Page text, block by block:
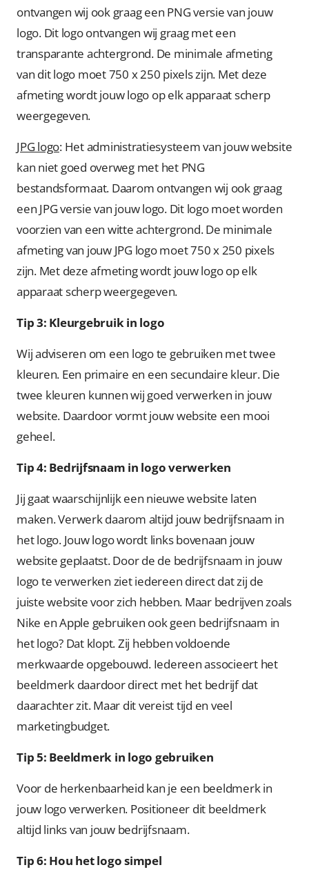
ontvangen wij ook graag een PNG versie van jouw
logo. Dit logo ontvangen wij graag met een
transparante achtergrond. De minimale afmeting
van dit logo moet 750 x 250 pixels zijn. Met deze
afmeting wordt jouw logo op elk apparaat scherp
weergegeven.
JPG logo: Het administratiesysteem van jouw website
kan niet goed overweg met het PNG
bestandsformaat. Daarom ontvangen wij ook graag
een JPG versie van jouw logo. Dit logo moet worden
voorzien van een witte achtergrond. De minimale
afmeting van jouw JPG logo moet 750 x 250 pixels
zijn. Met deze afmeting wordt jouw logo op elk
apparaat scherp weergegeven.
Tip 3: Kleurgebruik in logo
Wij adviseren om een logo te gebruiken met twee
kleuren. Een primaire en een secundaire kleur. Die
twee kleuren kunnen wij goed verwerken in jouw
website. Daardoor vormt jouw website een mooi
geheel.
Tip 4: Bedrijfsnaam in logo verwerken
Jij gaat waarschijnlijk een nieuwe website laten
maken. Verwerk daarom altijd jouw bedrijfsnaam in
het logo. Jouw logo wordt links bovenaan jouw
website geplaatst. Door de de bedrijfsnaam in jouw
logo te verwerken ziet iedereen direct dat zij de
juiste website voor zich hebben. Maar bedrijven zoals
Nike en Apple gebruiken ook geen bedrijfsnaam in
het logo? Dat klopt. Zij hebben voldoende
merkwaarde opgebouwd. Iedereen associeert het
beeldmerk daardoor direct met het bedrijf dat
daarachter zit. Maar dit vereist tijd en veel
marketingbudget.
Tip 5: Beeldmerk in logo gebruiken
Voor de herkenbaarheid kan je een beeldmerk in
jouw logo verwerken. Positioneer dit beeldmerk
altijd links van jouw bedrijfsnaam.
Tip 6: Hou het logo simpel